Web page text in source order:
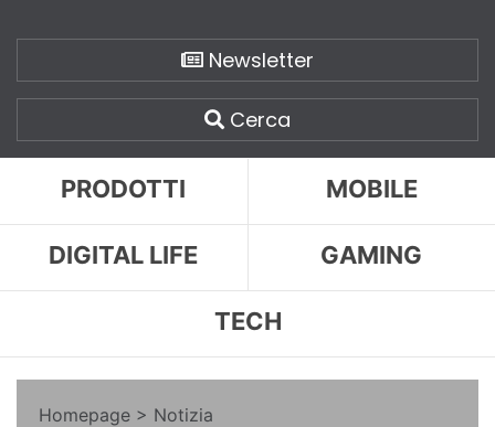
Newsletter
Cerca
PRODOTTI MOBILE
DIGITAL LIFE GAMING
TECH
Homepage > Notizia